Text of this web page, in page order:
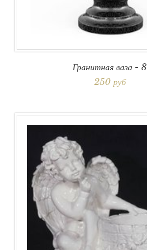
Гранитная ваза - 8
250 руб